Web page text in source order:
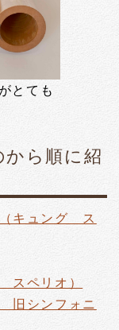
とても
ら順に紹
キュング ス
スペリオ）
旧シンフォニ